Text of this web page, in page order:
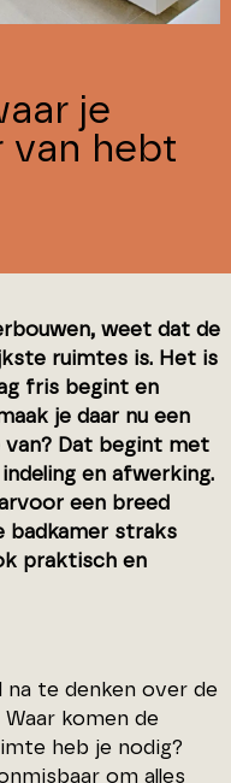
je
van hebt
weet dat de
ruimtes is. Het is
fris begint en
je daar nu een
Dat begint met
en afwerking.
een breed
badkamer straks
praktisch en
te denken over de
komen de
heb je nodig?
om alles